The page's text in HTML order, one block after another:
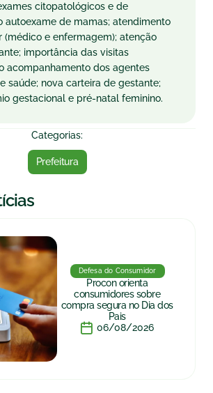
citopatológicos e de
autoexame de mamas; atendimento
(médico e enfermagem); atenção
importância das visitas
acompanhamento dos agentes
saúde; nova carteira de gestante;
gestacional e pré-natal feminino.
Categorias:
Prefeitura
Defesa do Consumidor
Procon orienta
consumidores sobre
compra segura no Dia dos
Pais
06/08/2026